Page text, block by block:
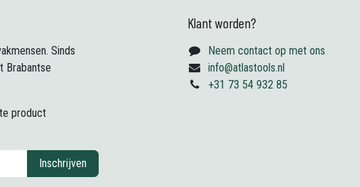
Sinds
Brabantse
product
Inschrijven
Klant worden?
Neem contact op met ons
info@atlastools.nl
+31 73 54 932 85